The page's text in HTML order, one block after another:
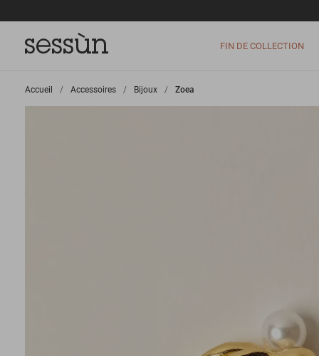
FIN DE COLLECTION
Accueil >
Accessoires >
Bijoux >
Zoea